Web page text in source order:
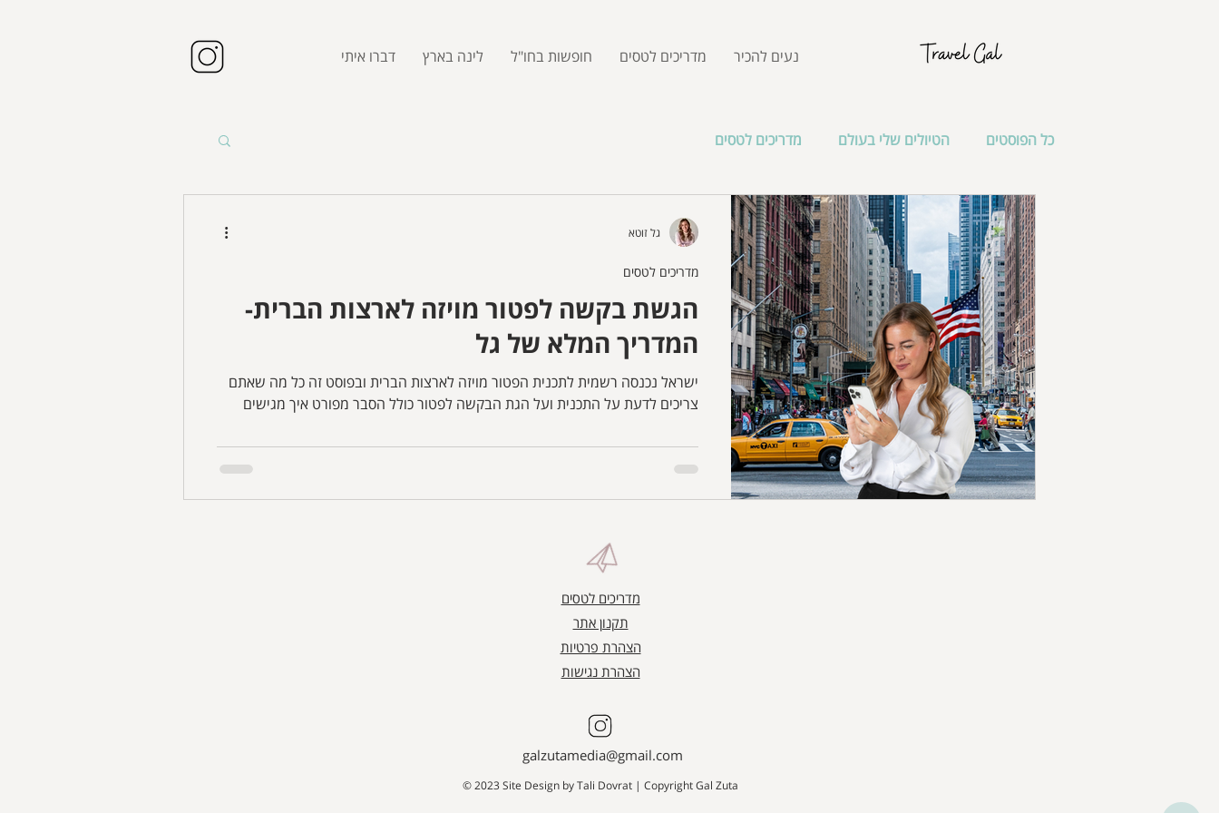
נעים להכיר מדריכים לטסים חופשות בחו"ל לינה בארץ דברו איתי
כל הפוסטים הטיולים שלי בעולם מדריכים לטסים
הגשת בקשה לפטור מויזה לארצות הברית-
המדריך המלא של גל
ישראל נכנסה רשמית לתכנית הפטור מויזה לארצות הברית ובפוסט זה כל מה שאתם
צריכים לדעת על התכנית ועל הגת הבקשה לפטור כולל הסבר מפורט איך מגישים
מדריכים לטסים
גל זוטא
תקנון אתר
הצהרת פרטיות
הצהרת נגישות
galzutamedia@gmail.com
© 2023 Site Design byTali Dovrat | Copyright Gal Zuta